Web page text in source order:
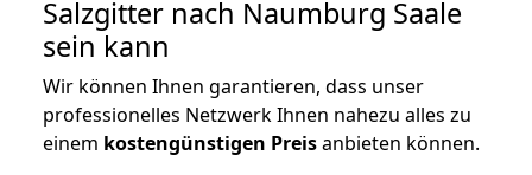
Salzgitter nach Naumburg Saale
sein kann
Wir können Ihnen garantieren, dass unser
professionelles Netzwerk Ihnen nahezu alles zu
einem kostengünstigen Preisanbieten können.